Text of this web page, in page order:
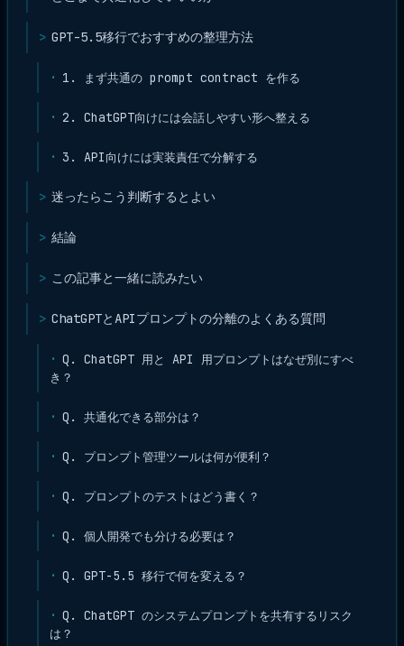
GPT-5.5移行でおすすめの整理方法
1. まず共通の prompt contract を作る
2. ChatGPT向けには会話しやすい形へ整える
3. API向けには実装責任で分解する
迷ったらこう判断するとよい
結論
この記事と一緒に読みたい
ChatGPTとAPIプロンプトの分離のよくある質問
Q. ChatGPT 用と API 用プロンプトはなぜ別にすべ
き？
Q. 共通化できる部分は？
Q. プロンプト管理ツールは何が便利？
Q. プロンプトのテストはどう書く？
Q. 個人開発でも分ける必要は？
Q. GPT-5.5 移行で何を変える？
Q. ChatGPT のシステムプロンプトを共有するリスク
は？